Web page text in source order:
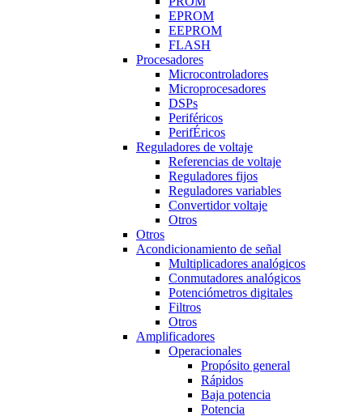
EPROM
EEPROM
FLASH
Procesadores
Microcontroladores
Microprocesadores
DSPs
Periféricos
PerifÉricos
Reguladores de voltaje
Referencias de voltaje
Reguladores fijos
Reguladores variables
Convertidor voltaje
Otros
Otros
Acondicionamiento de señal
Multiplicadores analógicos
Conmutadores analógicos
Potenciómetros digitales
Filtros
Otros
Amplificadores
Operacionales
Propósito general
Rápidos
Baja potencia
Potencia